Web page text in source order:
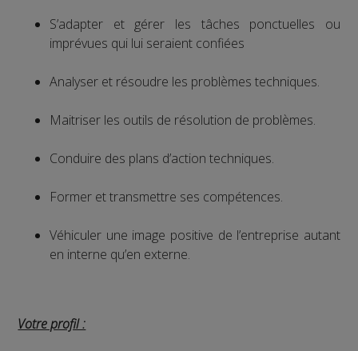
S’adapter et gérer les tâches ponctuelles ou
imprévues qui lui seraient confiées
Analyser et résoudre les problèmes techniques.
Maitriser les outils de résolution de problèmes.
Conduire des plans d’action techniques.
Former et transmettre ses compétences.
Véhiculer une image positive de l’entreprise autant
en interne qu’en externe.
Votre profil :